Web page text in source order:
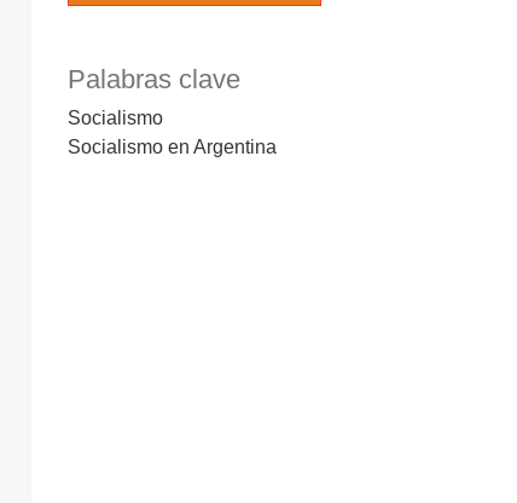
Palabras clave
Socialismo
Socialismo en Argentina